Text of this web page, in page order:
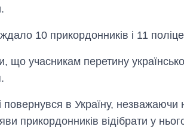
10 прикордонників і 11
учасникам перетину
повернувся в Україну, незважаючи
прикордонників відібрати у